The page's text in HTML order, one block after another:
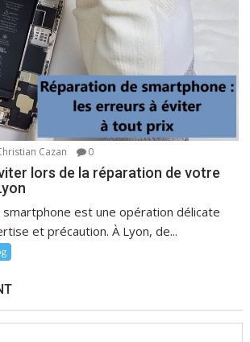
Cazan 0
lors de la réparation de votre
smartphone est une opération délicate
et précaution. À Lyon, de...